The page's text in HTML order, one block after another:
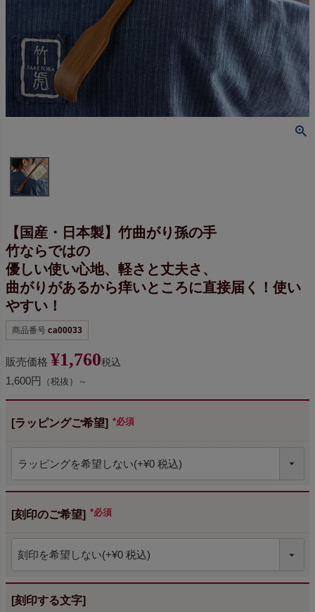
【国産・日本製】竹曲がり孫の手
竹ならではの
優しい使い心地、軽さと丈夫さ、
曲がりがあるから痒いところに直接届く！使い
やすい！
商品番号 ca00033
販売価格 ¥1,760税込
1,600円 （税抜）～
[ラッピングご希望]
[刻印のご希望]
[刻印する文字]